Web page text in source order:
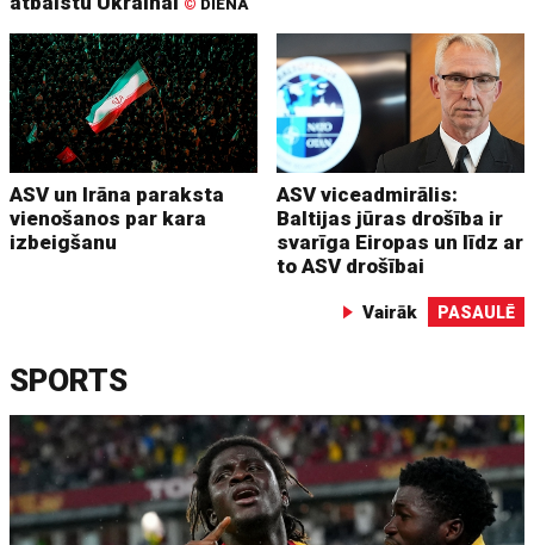
© DIENA
ASV un Irāna paraksta
vienošanos par kara
izbeigšanu
ASV viceadmirālis:
Baltijas jūras drošība ir
svarīga Eiropas un līdz ar
to ASV drošībai
Vairāk PASAULĒ
SPORTS